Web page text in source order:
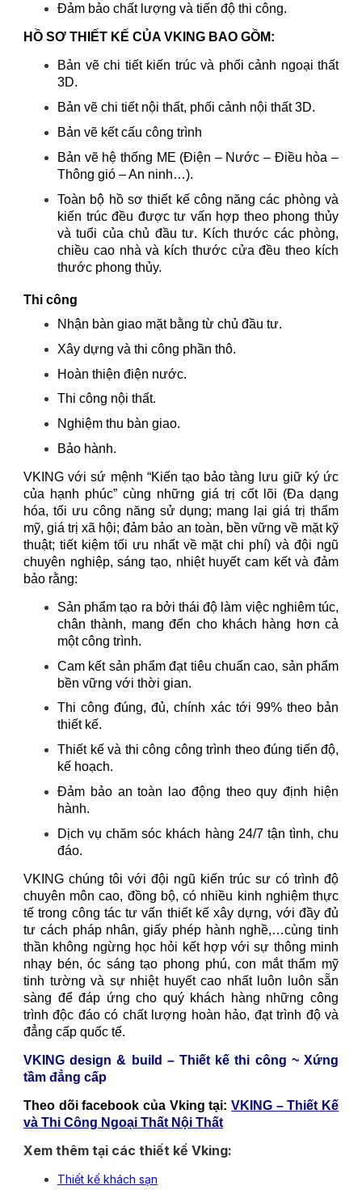
Đảm bảo chất lượng và tiến độ thi công.
HỒ SƠ THIẾT KẾ CỦA VKING BAO GỒM:
Bản vẽ chi tiết kiến trúc và phối cảnh ngoại thất
3D.
Bản vẽ chi tiết nội thất, phối cảnh nội thất 3D.
Bản vẽ kết cấu công trình
Bản vẽ hệ thống ME (Điện – Nước – Điều hòa –
Thông gió – An ninh…).
Toàn bộ hồ sơ thiết kế công năng các phòng và
kiến trúc đều được tư vấn hợp theo phong thủy
và tuổi của chủ đầu tư. Kích thước các phòng,
chiều cao nhà và kích thước cửa đều theo kích
thước phong thủy.
Thi công
Nhận bàn giao mặt bằng từ chủ đầu tư.
Xây dựng và thi công phần thô.
Hoàn thiện điện nước.
Thi công nội thất.
Nghiệm thu bàn giao.
Bảo hành.
VKING với sứ mệnh “Kiến tạo bảo tàng lưu giữ ký ức
của hạnh phúc” cùng những giá trị cốt lõi (Đa dạng
hóa, tối ưu công năng sử dụng; mang lại giá trị thẩm
mỹ, giá trị xã hội; đảm bảo an toàn, bền vững về mặt kỹ
thuật; tiết kiệm tối ưu nhất về mặt chi phí) và đội ngũ
chuyên nghiệp, sáng tạo, nhiệt huyết cam kết và đảm
bảo rằng:
Sản phẩm tạo ra bởi thái độ làm việc nghiêm túc,
chân thành, mang đến cho khách hàng hơn cả
một công trình.
Cam kết sản phẩm đạt tiêu chuẩn cao, sản phẩm
bền vững với thời gian.
Thi công đúng, đủ, chính xác tới 99% theo bản
thiết kế.
Thiết kế và thi công công trình theo đúng tiến độ,
kế hoạch.
Đảm bảo an toàn lao động theo quy định hiện
hành.
Dịch vụ chăm sóc khách hàng 24/7 tận tình, chu
đáo.
VKING chúng tôi với đội ngũ kiến trúc sư có trình độ
chuyên môn cao, đồng bộ, có nhiều kinh nghiệm thực
tế trong công tác tư vấn thiết kế xây dựng, với đầy đủ
tư cách pháp nhân, giấy phép hành nghề,…cùng tinh
thần không ngừng học hỏi kết hợp với sự thông minh
nhạy bén, óc sáng tạo phong phú, con mắt thẩm mỹ
tinh tường và sự nhiệt huyết cao nhất luôn luôn sẵn
sàng để đáp ứng cho quý khách hàng những công
trình độc đáo có chất lượng hoàn hảo, đạt trình độ và
đẳng cấp quốc tế.
VKING design & build – Thiết kế thi công ~ Xứng
tầm đẳng cấp
Theo dõi facebook của Vking tại: VKING – Thiết Kế
và Thi Công Ngoại Thất Nội Thất
Xem thêm tại các thiết kế Vking:
Thiết kế khách sạn